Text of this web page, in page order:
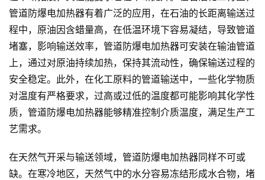
管道防爆电加热器有着广泛的应用，在石油的长距离输送过
程中，原油因含蜡量高，在低温环境下容易凝结，导致管道
堵塞，影响输送效率，管道防爆电加热器可安装在输油管道
上，通过对原油持续加热，保持其流动性，确保输送过程的
安全稳定。此外，在化工原料的管道输送中，一些化学物质
对温度有严格要求，过高或过低的温度都可能影响其化学性
质，管道防爆电加热器能够精准控制介质温度，满足生产工
艺需求。
在天然气开采与输送领域，管道防爆电加热器同样不可或
缺。在寒冷地区，天然气中的水分容易冻结形成水合物，堵